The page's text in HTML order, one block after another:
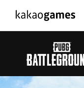
PC/모바일게임
도깨비의세계